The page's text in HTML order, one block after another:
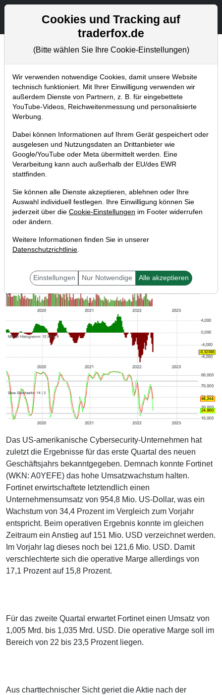
Aktien- und Artikelsuche
Chartanalysen
Home Blog Chartanalysen
Chartanalyse Fortinet: noch keine
Cybersecurity-Aktie im Depot? Bei
dieser Kursmarke wird ein Einstieg
interessant!
08.05.2022 um 09:59 Uhr
Das US-amerikanische Cybersecurity-Unternehmen hat
zuletzt die Ergebnisse für das erste Quartal des neuen
Geschäftsjahrs bekanntgegeben. Demnach konnte Fortinet
(WKN: A0YEFE) das hohe Umsatzwachstum halten.
Fortinet erwirtschaftete letztendlich einen
Unternehmensumsatz von 954,8 Mio. US-Dollar, was ein
Wachstum von 34,4 Prozent im Vergleich zum Vorjahr
entspricht. Beim operativen Ergebnis konnte im gleichen
Zeitraum ein Anstieg auf 151 Mio. USD verzeichnet werden.
Im Vorjahr lag dieses noch bei 121,6 Mio. USD. Damit
verschlechterte sich die operative Marge allerdings von
17,1 Prozent auf 15,8 Prozent.
Für das zweite Quartal erwartet Fortinet einen Umsatz von
1,005 Mrd. bis 1,035 Mrd. USD. Die operative Marge soll im
Bereich von 22 bis 23,5 Prozent liegen.
Aus charttechnischer Sicht geriet die Aktie nach der
Cookies und Tracking auf
traderfox.de
(Bitte wählen Sie Ihre Cookie-Einstellungen)
Wir verwenden notwendige Cookies, damit unsere Website
technisch funktioniert. Mit Ihrer Einwilligung verwenden wir
außerdem Dienste von Partnern, z. B. für eingebettete
YouTube-Videos, Reichweitenmessung und personalisierte
Werbung.
Dabei können Informationen auf Ihrem Gerät gespeichert oder
ausgelesen und Nutzungsdaten an Drittanbieter wie
Google/YouTube oder Meta übermittelt werden. Eine
Verarbeitung kann auch außerhalb der EU/des EWR
stattfinden.
Sie können alle Dienste akzeptieren, ablehnen oder Ihre
Auswahl individuell festlegen. Ihre Einwilligung können Sie
jederzeit über die Cookie-Einstellungen im Footer widerrufen
oder ändern.
Weitere Informationen finden Sie in unserer
Datenschutzrichtlinie.
Einstellungen Nur Notwendige Alle akzeptieren